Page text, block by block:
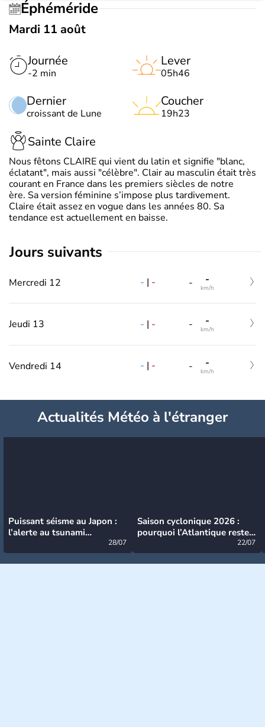
Éphéméride
Mardi 11 août
Journée
-2 min
Dernier
croissant de Lune
Lever
05h46
Coucher
19h23
Sainte Claire
Nous fêtons CLAIRE qui vient du latin et signifie "blanc,
éclatant", mais aussi "célèbre". Clair au masculin était très
courant en France dans les premiers siècles de notre
ère. Sa version féminine s’impose plus tardivement.
Claire était assez en vogue dans les années 80. Sa
tendance est actuellement en baisse.
jours suivants
Mercredi 12 - | - - -
km/h
Jeudi 13 - | - - -
km/h
Vendredi 14 - | - - -
km/h
Actualités Météo à l'étranger
Puissant séisme au Japon :
l’alerte au tsunami
28/07
Saison cyclonique 2026 :
pourquoi l’Atlantique reste
22/07